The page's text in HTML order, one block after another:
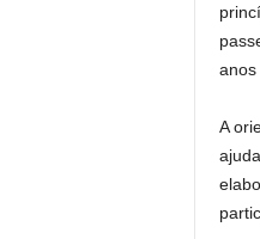
anos
A